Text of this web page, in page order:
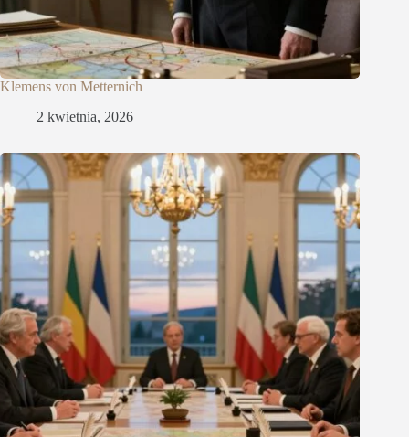
Klemens von Metternich
2 kwietnia, 2026